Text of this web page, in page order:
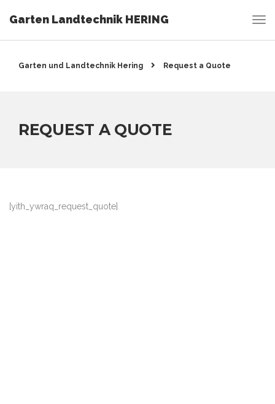
Garten Landtechnik HERING
Garten und Landtechnik Hering Request a Quote
REQUEST A QUOTE
[yith_ywraq_request_quote]